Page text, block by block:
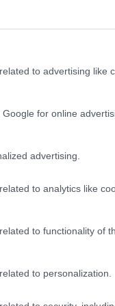
to advertising like
for online
advertising.
to analytics like
to functionality of
to personalization.
της Κυριακής
ή να
και το
ενδιαφέρον του
ενός
σε
την
Πολυτεχνείου
για
το Εφετείο για
δεν είναι